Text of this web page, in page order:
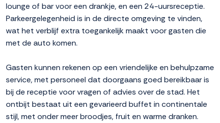
lounge of bar voor een drankje, en een 24-uursreceptie.
Parkeergelegenheid is in de directe omgeving te vinden,
wat het verblijf extra toegankelijk maakt voor gasten die
met de auto komen.
Gasten kunnen rekenen op een vriendelijke en behulpzame
service, met personeel dat doorgaans goed bereikbaar is
bij de receptie voor vragen of advies over de stad. Het
ontbijt bestaat uit een gevarieerd buffet in continentale
stijl, met onder meer broodjes, fruit en warme dranken.